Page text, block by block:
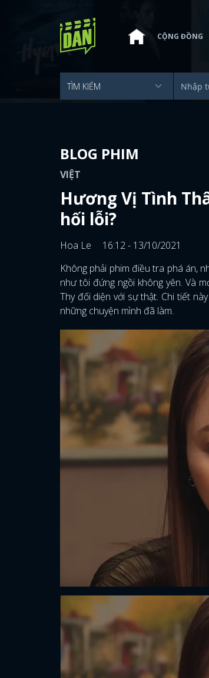
CỘNG ĐỒNG
BLOG PHIM
VIỆT
Hương Vị Tình
hối lỗi?
Hoa Le
16:12 - 13/10/2021
Không phải phim điều tra phá án,
như tôi đứng ngồi không yên. Và
Thy đối diện với sự thật. Chi tiết
những chuyện mình đã làm.